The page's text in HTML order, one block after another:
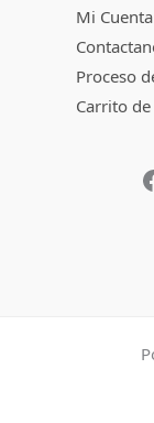
Mi
Proceso
Carrito